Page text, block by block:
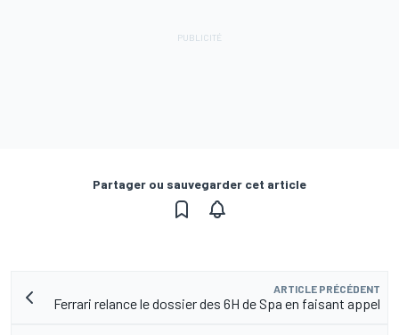
Partager ou sauvegarder cet article
ARTICLE PRÉCÉDENT
Ferrari relance le dossier des 6H de Spa en faisant appel